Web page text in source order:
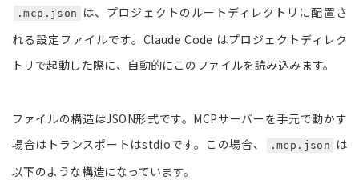
.mcp.json
は、プロジェクトのルートディレクトリに配置さ
れる設定ファイルです。Claude Code はプロジェクトディレク
トリで起動した際に、自動的にこのファイルを読み込みます。
ファイルの構造はJSON形式です。MCPサーバーを手元で動かす
場合はトランスポートはstdioです。この場合、
.mcp.json
は
以下のような構造になっています。